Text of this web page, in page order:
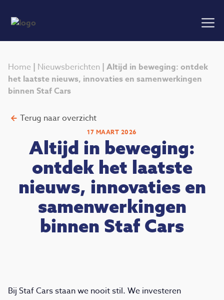
Home | Nieuwsberichten | Altijd in beweging: ontdek
het laatste nieuws, innovaties en samenwerkingen
binnen Staf Cars
Terug naar overzicht
17 MAART 2026
Altijd in beweging:
ontdek het laatste
nieuws, innovaties en
samenwerkingen
binnen Staf Cars
Bij Staf Cars staan we nooit stil. We investeren